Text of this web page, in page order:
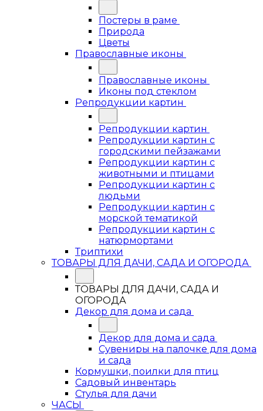
Постеры в раме
Природа
Цветы
Православные иконы
Православные иконы
Иконы под стеклом
Репродукции картин
Репродукции картин
Репродукции картин с
городскими пейзажами
Репродукции картин с
животными и птицами
Репродукции картин с
людьми
Репродукции картин с
морской тематикой
Репродукции картин с
натюрмортами
Триптихи
ТОВАРЫ ДЛЯ ДАЧИ, САДА И ОГОРОДА
ТОВАРЫ ДЛЯ ДАЧИ, САДА И
ОГОРОДА
Декор для дома и сада
Декор для дома и сада
Сувениры на палочке для дома
и сада
Кормушки, поилки для птиц
Садовый инвентарь
Стулья для дачи
ЧАСЫ